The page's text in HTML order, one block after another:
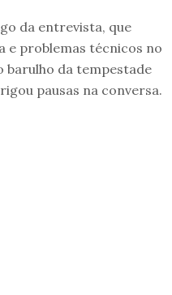
da entrevista, que
e problemas técnicos no
barulho da tempestade
pausas na conversa.